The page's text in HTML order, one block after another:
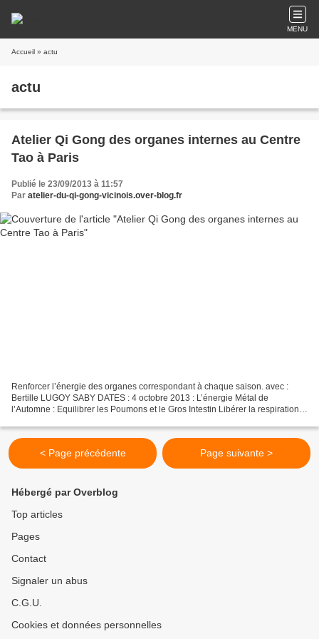
MENU
Accueil » actu
actu
Atelier Qi Gong des organes internes au Centre
Tao à Paris
Publié le 23/09/2013 à 11:57
Par atelier-du-qi-gong-vicinois.over-blog.fr
Renforcer l’énergie des organes correspondant à chaque saison. avec :
Bertille LUGOY SABY DATES : 4 octobre 2013 : L’énergie Métal de
l’Automne : Equilibrer les Poumons et le Gros Intestin Libérer la respiration,
< Page précédente Page suivante >
Hébergé par Overblog
Top articles
Pages
Contact
Signaler un abus
C.G.U.
Cookies et données personnelles